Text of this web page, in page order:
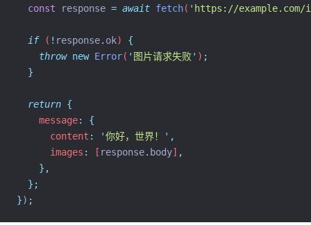
const
response = await fetch( ' https://example.com/
if ( ! response. ok) {
throw new Error( ' 图片请求失败' ) ;
}
return {
    message
:
{
      content
: '你好，世界！ ' ,
      images
: [ response. body] ,
},
};
}) ;